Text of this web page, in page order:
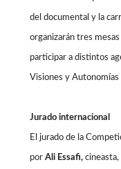
del documental y la
organizarán tres
participar a distintos
Visiones y Autonomías
Jurado internacional
El jurado de la
por Ali Essafi,